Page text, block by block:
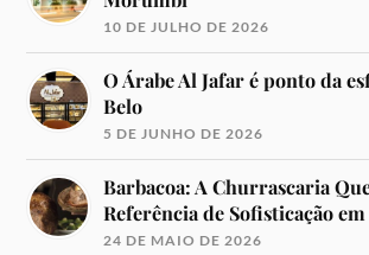
10 DE JULHO DE 2026
O Árabe Al Jafar é ponto da
Belo
5 DE JUNHO DE 2026
Barbacoa: A Churrascaria
Referência de Sofisticação em
24 DE MAIO DE 2026